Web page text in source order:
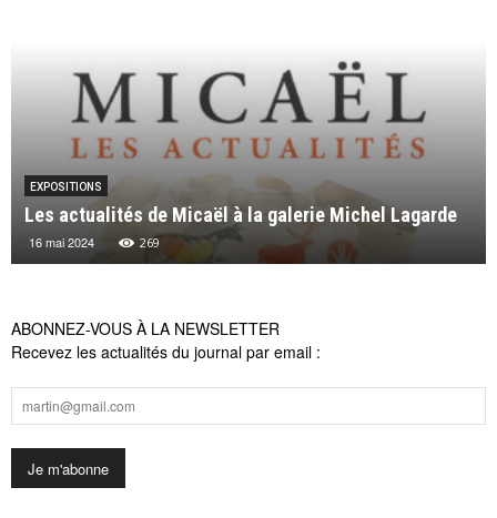
EXPOSITIONS
Les actualités de Micaël à la galerie Michel Lagarde
16 mai 2024 269
ABONNEZ-VOUS À LA NEWSLETTER
Recevez les actualités du journal par email :